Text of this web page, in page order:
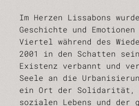
Im Herzen Lissabons
Geschichte und
Viertel während des
2001 in den Schatten
Existenz verbannt und
Seele an die
ein Ort der Solidarität,
sozialen Lebens und der